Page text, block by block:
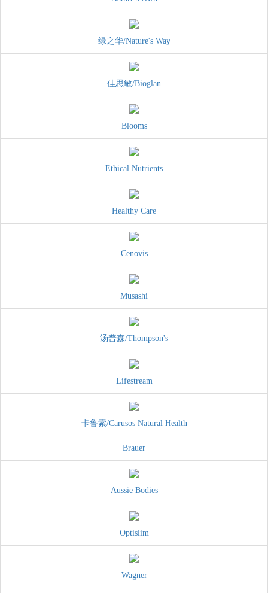
绿之华/Nature's Way
佳思敏/Bioglan
Blooms
Ethical Nutrients
Healthy Care
Cenovis
Musashi
汤普森/Thompson's
Lifestream
卡鲁索/Carusos Natural Health
Brauer
Aussie Bodies
Optislim
Wagner